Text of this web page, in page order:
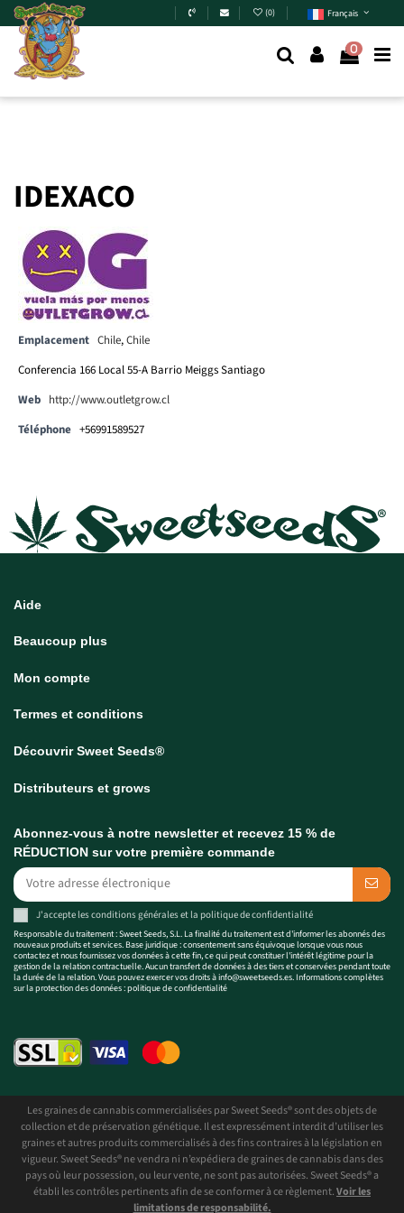
Skip to main content (0) Français
0
IDEXACO
Emplacement Chile,Chile
Conferencia 166 Local 55-A Barrio Meiggs Santiago
Web http://www.outletgrow.cl
Téléphone +56991589527
Aide
Beaucoup plus
Mon compte
Termes et conditions
Découvrir Sweet Seeds®
Distributeurs et grows
Abonnez-vous à notre newsletter et recevez 15 % de
RÉDUCTION sur votre première commande
J'accepte lesconditions généraleset la politique de confidentialité
Responsable du traitement : Sweet Seeds, S.L. La finalité du traitement est d'informer les abonnés des
nouveaux produits et services. Base juridique : consentement sans équivoque lorsque vous nous
contactez et nous fournissez vos données à cette fin, ce qui peut constituer l'intérêt légitime pour la
gestion de la relation contractuelle. Aucun transfert de données à des tiers et conservées pendant toute
la durée de la relation. Vous pouvez exercer vos droits àinfo@sweetseeds.es. Informations complètes
sur la protection des données :politique de confidentialité
Les graines de cannabis commercialisées par Sweet Seeds® sont des objets de
collection et de préservation génétique. Il est expressément interdit d’utiliser les
graines et autres produits commercialisés à des fins contraires à la législation en
vigueur. Sweet Seeds® ne vendra ni n’expédiera de graines de cannabis dans des
pays où leur possession, ou leur vente, ne sont pas autorisées. Sweet Seeds® a
établi les contrôles pertinents afin de se conformer à ce règlement.Voir les
limitations de responsabilité.